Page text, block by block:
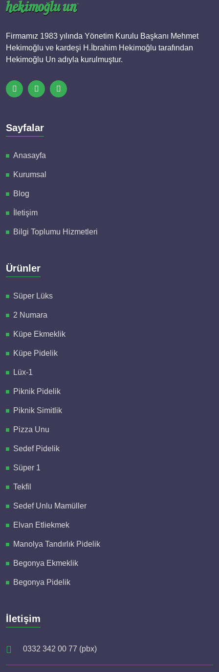
Firmamız 1983 yılında Yönetim Kurulu Başkanı Mehmet
Hekimoğlu ve kardeşi H.İbrahim Hekimoğlu tarafından
Hekimoğlu Un adıyla kurulmuştur.
Sayfalar
Anasayfa
Kurumsal
Blog
İletişim
Bilgi Toplumu Hizmetleri
Ürünler
Süper Lüks
2 Numara
Küpe Ekmeklik
Küpe Pidelik
Lüx-1
Piknik Pidelik
Piknik Simitlik
Pizza Unu
Sedef Pidelik
Süper 1
Tekfil
Sedef Unlu Mamüller
Elvan Etliekmek
Manolya Tandırlık Pidelik
Begonya Ekmeklik
Begonya Pidelik
İletişim
0332 342 00 77 (pbx)